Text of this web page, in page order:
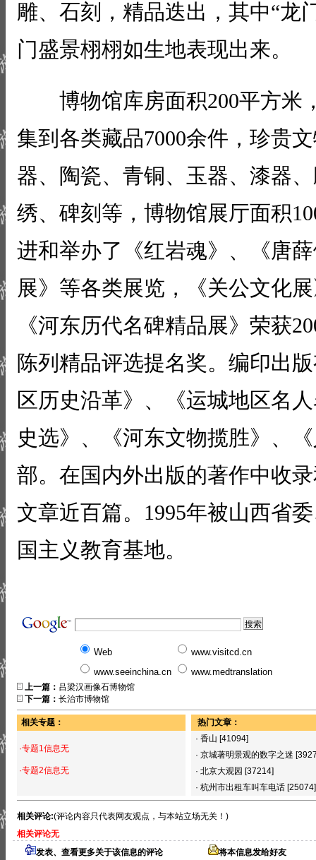
雕、石刻，精品迭出，其中“龙
门盛景栩栩如生地表现出来。
博物馆库房面积200平方米
集到各类藏品7000余件，珍贵
器、陶瓷、青铜、玉器、漆器
绣、碑刻等，博物馆展厅面积
进和举办了《红岩魂》、《唐
展》等各类展览，《关公文化
《河东历代名碑精品展》荣获
陈列精品评选提名奖。编印出
区历史沿革》、《运城地区名
史选》、《河东文物揽胜》、
部。在国内外出版的著作中收
文章近百篇。1995年被山西省
国主义教育基地。
Web
www.visitcd.cn
www.seeinchina.cn
www.medtranslation
上一篇： 吕梁汉画像石博物馆
下一篇： 长治市博物馆
相关专题：
·专题1信息无
·专题2信息无
热门文章：
· 香山 [41094]
· 京城著明景观的数字之迷
· 北京大观园 [37214]
· 杭州市出租车叫车电话 [25074]
相关评论:(评论内容只代表网友观点，与本站立场无关！)
相关评论无
发表、查看更多关于该信息的评论
将本信息发给好友